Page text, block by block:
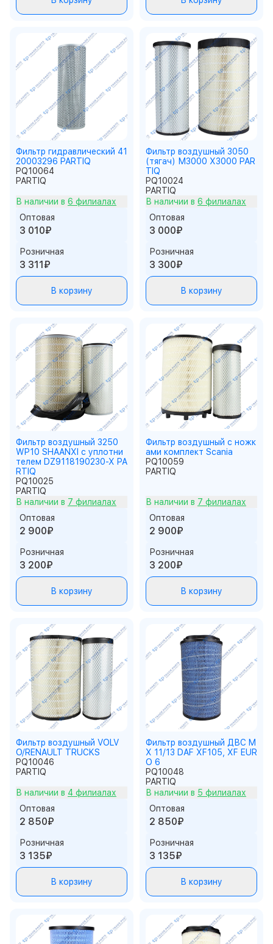
Фильтр гидравлический 41
20003296 PARTIQ
PQ10064
PARTIQ
В наличии в 6 филиалах
Оптовая
3 010₽
Розничная
3 311₽
В корзину
Фильтр воздушный 3050
(тягач) М3000 Х3000 PAR
TIQ
PQ10024
PARTIQ
В наличии в 6 филиалах
Оптовая
3 000₽
Розничная
3 300₽
В корзину
Фильтр воздушный 3250
WP10 SHAANXI с уплотни
телем DZ9118190230-X PA
RTIQ
PQ10025
PARTIQ
В наличии в 7 филиалах
Оптовая
2 900₽
Розничная
3 200₽
В корзину
Фильтр воздушный с ножк
ами комплект Scania
PQ10059
PARTIQ
В наличии в 7 филиалах
Оптовая
2 900₽
Розничная
3 200₽
В корзину
Фильтр воздушный VOLV
O/RENAULT TRUCKS
PQ10046
PARTIQ
В наличии в 4 филиалах
Оптовая
2 850₽
Розничная
3 135₽
В корзину
Фильтр воздушный ДВС M
X 11/13 DAF XF105, XF EUR
O 6
PQ10048
PARTIQ
В наличии в 5 филиалах
Оптовая
2 850₽
Розничная
3 135₽
В корзину